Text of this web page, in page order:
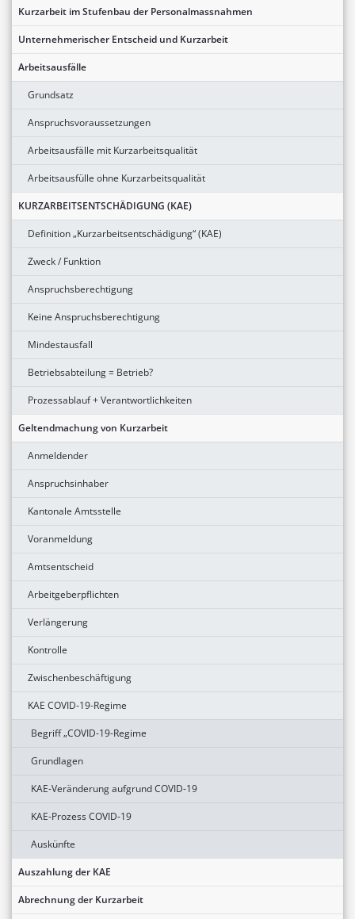
Kurzarbeit im Stufenbau der Personalmassnahmen
Unternehmerischer Entscheid und Kurzarbeit
Arbeitsausfälle
Grundsatz
Anspruchsvoraussetzungen
Arbeitsausfälle mit Kurzarbeitsqualität
Arbeitsausfülle ohne Kurzarbeitsqualität
KURZARBEITSENTSCHÄDIGUNG (KAE)
Definition „Kurzarbeitsentschädigung“ (KAE)
Zweck / Funktion
Anspruchsberechtigung
Keine Anspruchsberechtigung
Mindestausfall
Betriebsabteilung = Betrieb?
Prozessablauf + Verantwortlichkeiten
Geltendmachung von Kurzarbeit
Anmeldender
Anspruchsinhaber
Kantonale Amtsstelle
Voranmeldung
Amtsentscheid
Arbeitgeberpflichten
Verlängerung
Kontrolle
Zwischenbeschäftigung
KAE COVID-19-Regime
Begriff „COVID-19-Regime
Grundlagen
KAE-Veränderung aufgrund COVID-19
KAE-Prozess COVID-19
Auskünfte
Auszahlung der KAE
Abrechnung der Kurzarbeit